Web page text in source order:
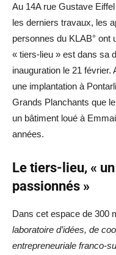
Au 14A rue Gustave Eiffel
les derniers travaux, les
personnes du KLAB° ont
« tiers-lieu » est dans sa
inauguration le 21
une implantation à
Grands Planchants que
un bâtiment loué à
années.
Le tiers-lieu, «
passionnés »
Dans cet espace de 300
laboratoire d’idées, de
entrepreneuriale franco-